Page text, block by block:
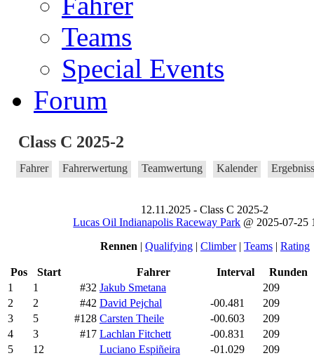
Teams
Special Events
Forum
Class C 2025-2
Fahrer Fahrerwertung Teamwertung Kalender
12.11.2025 - Class C 2025-2
Lucas Oil Indianapolis Raceway Park @ 2025-07-25
Rennen | Qualifying| Climber| Teams| Rating
Pos Start Fahrer Interval
Runden
1
1 #32 Jakub Smetana
209
2
2 #42 David Pejchal -00.481
209
3
5 #128 Carsten Theile -00.603
209
4
3 #17 Lachlan Fitchett -00.831
209
5
12 Luciano Espiñeira -01.029
209